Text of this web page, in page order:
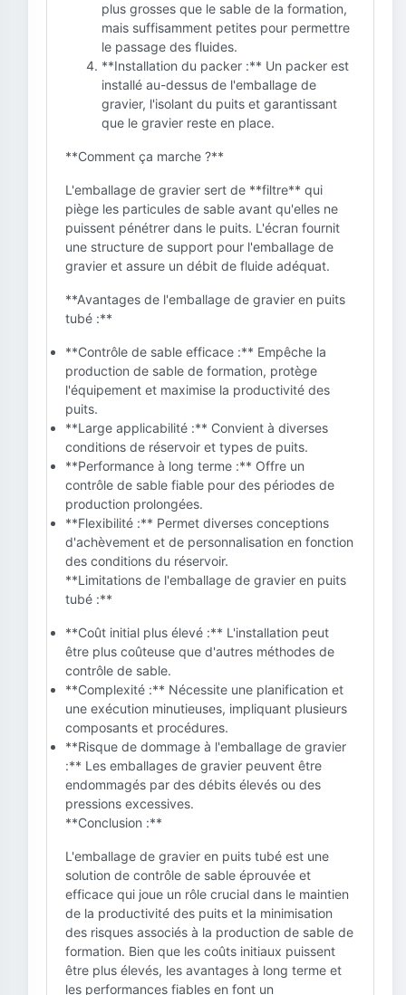
plus grosses que le sable de la formation,
mais suffisamment petites pour permettre
le passage des fluides.
**Installation du packer :** Un packer est
installé au-dessus de l'emballage de
gravier, l'isolant du puits et garantissant
que le gravier reste en place.
**Comment ça marche ?**
L'emballage de gravier sert de **filtre** qui
piège les particules de sable avant qu'elles ne
puissent pénétrer dans le puits. L'écran fournit
une structure de support pour l'emballage de
gravier et assure un débit de fluide adéquat.
**Avantages de l'emballage de gravier en puits
tubé :**
**Contrôle de sable efficace :** Empêche la
production de sable de formation, protège
l'équipement et maximise la productivité des
puits.
**Large applicabilité :** Convient à diverses
conditions de réservoir et types de puits.
**Performance à long terme :** Offre un
contrôle de sable fiable pour des périodes de
production prolongées.
**Flexibilité :** Permet diverses conceptions
d'achèvement et de personnalisation en fonction
des conditions du réservoir.
**Limitations de l'emballage de gravier en puits
tubé :**
**Coût initial plus élevé :** L'installation peut
être plus coûteuse que d'autres méthodes de
contrôle de sable.
**Complexité :** Nécessite une planification et
une exécution minutieuses, impliquant plusieurs
composants et procédures.
**Risque de dommage à l'emballage de gravier
:** Les emballages de gravier peuvent être
endommagés par des débits élevés ou des
pressions excessives.
**Conclusion :**
L'emballage de gravier en puits tubé est une
solution de contrôle de sable éprouvée et
efficace qui joue un rôle crucial dans le maintien
de la productivité des puits et la minimisation
des risques associés à la production de sable de
formation. Bien que les coûts initiaux puissent
être plus élevés, les avantages à long terme et
les performances fiables en font un